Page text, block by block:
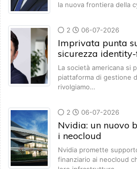
la nuova frontiera della
2 06-07-2026
Imprivata punta
sicurezza
La società americana si
piattaforma di gestione
rivolgiamo…
2 06-07-2026
Nvidia: un nuovo
i neocloud
Nvidia promette
finanziario ai neocloud